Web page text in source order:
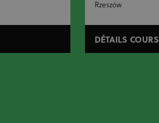
Rzeszów
DÉTAILS